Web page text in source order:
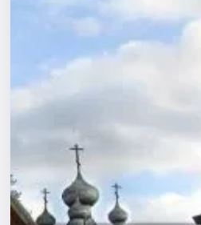
Площадки
Артисты